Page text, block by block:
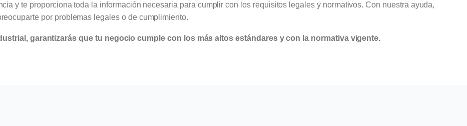
y te proporciona toda la información necesaria para cumplir con los requisitos legales y normativos. Con nuestra ayuda,
por problemas legales o de cumplimiento.
garantizarás que tu negocio cumple con los más altos estándares y con la normativa vigente.